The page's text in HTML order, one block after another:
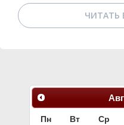
ЧИТАТЬ
Пн Вт Ср